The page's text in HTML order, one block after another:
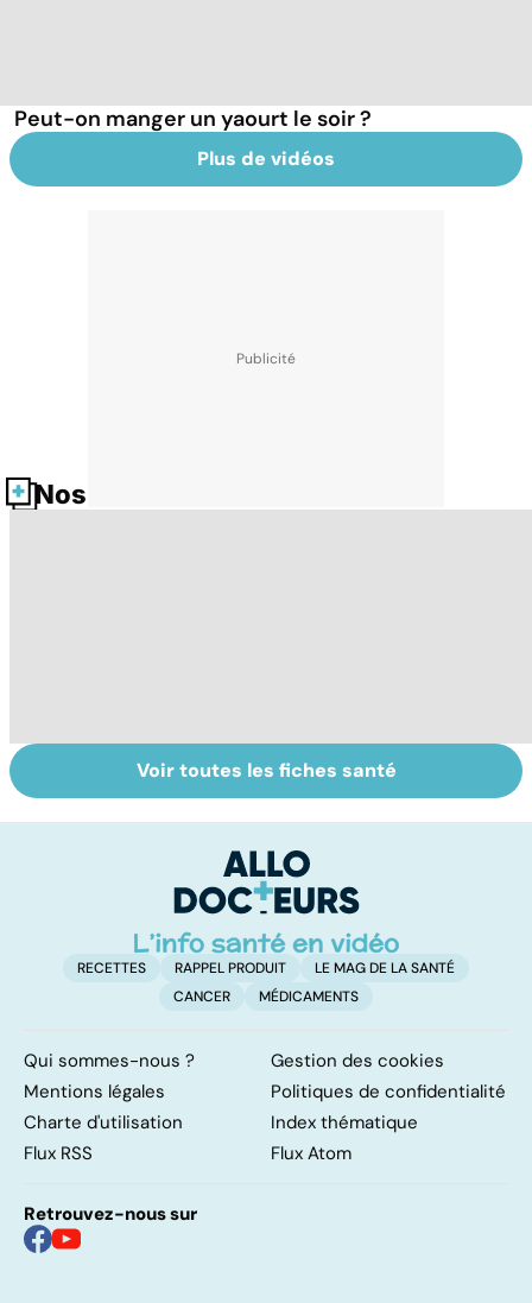
Peut-on manger un yaourt le soir ?
Plus de vidéos
Nos fiches santé
Tout savoir sur
les infections
Inflammation des
amygdales : que
d'angine ?
Voir toutes les fiches santé
RECETTES RAPPEL PRODUIT
LE MAG DE LA SANTÉ
CANCER
MÉDICAMENTS
Qui sommes-nous ?
Gestion des cookies
Mentions légales
Politiques de confidentialité
Charte d'utilisation
Index thématique
Flux RSS
Flux Atom
Retrouvez-nous sur